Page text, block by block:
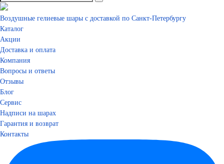
Воздушные гелиевые шары с доставкой по Санкт-Петербургу
Каталог
Акции
Доставка и оплата
Компания
Вопросы и ответы
Отзывы
Блог
Сервис
Надписи на шарах
Гарантия и возврат
Контакты